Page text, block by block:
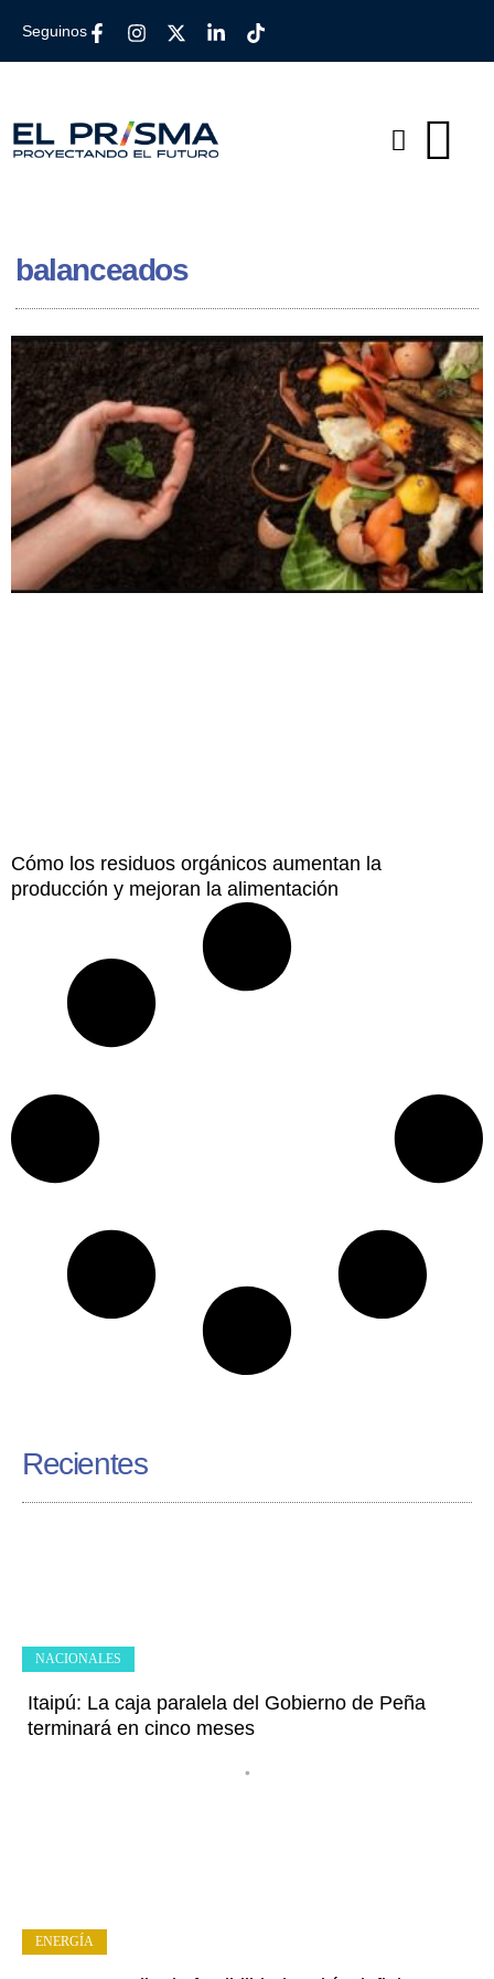
Seguinos
balanceados
Cómo los residuos orgánicos aumentan la
producción y mejoran la alimentación
Recientes
Itaipú: La caja paralela del Gobierno de Peña
terminará en cinco meses
•
NACIONALES
ENERGÍA